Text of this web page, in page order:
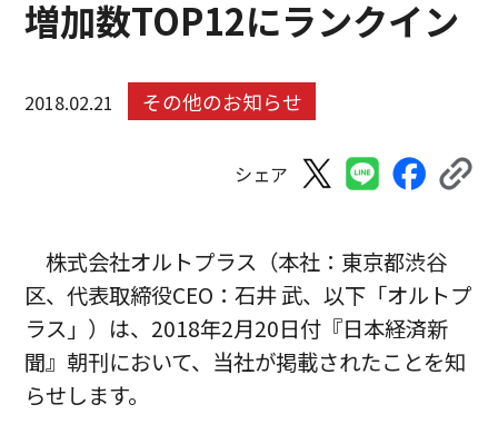
増加数TOP12にランクイン
2018.02.21 その他のお知らせ
シェア
株式会社オルトプラス（本社：東京都渋谷
区、代表取締役CEO：石井 武、以下「オルトプ
ラス」）は、2018年2月20日付『日本経済新
聞』朝刊において、当社が掲載されたことを知
らせします。